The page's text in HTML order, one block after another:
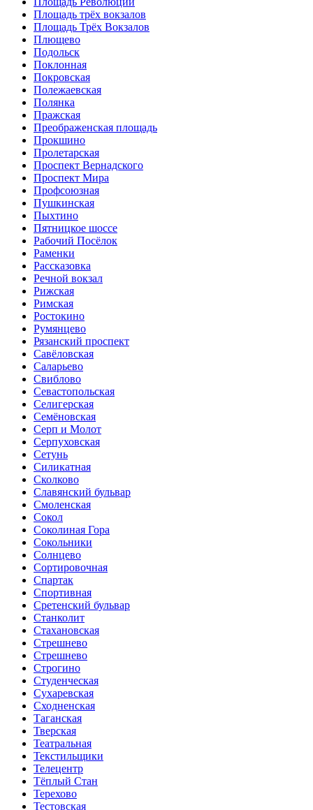
Площадь трёх вокзалов
Площадь Трёх Вокзалов
Плющево
Подольск
Поклонная
Покровская
Полежаевская
Полянка
Пражская
Преображенская площадь
Прокшино
Пролетарская
Проспект Вернадского
Проспект Мира
Профсоюзная
Пушкинская
Пыхтино
Пятницкое шоссе
Рабочий Посёлок
Раменки
Рассказовка
Речной вокзал
Рижская
Римская
Ростокино
Румянцево
Рязанский проспект
Савёловская
Саларьево
Свиблово
Севастопольская
Селигерская
Семёновская
Серп и Молот
Серпуховская
Сетунь
Силикатная
Сколково
Славянский бульвар
Смоленская
Сокол
Соколиная Гора
Сокольники
Солнцево
Сортировочная
Спартак
Спортивная
Сретенский бульвар
Станколит
Стахановская
Стрешнево
Стрешнево
Строгино
Студенческая
Сухаревская
Сходненская
Таганская
Тверская
Театральная
Текстильщики
Телецентр
Тёплый Стан
Терехово
Тестовская